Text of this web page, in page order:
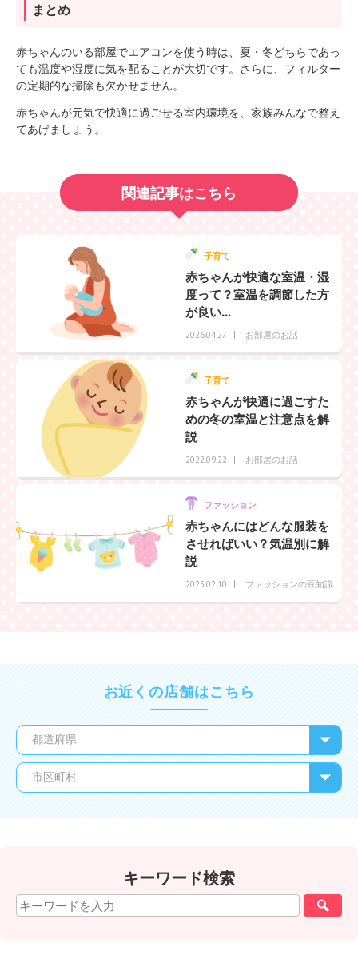
まとめ
赤ちゃんのいる部屋でエアコンを使う時は、夏・冬どちらであっ
ても温度や湿度に気を配ることが大切です。さらに、フィルター
の定期的な掃除も欠かせません。
赤ちゃんが元気で快適に過ごせる室内環境を、家族みんなで整え
てあげましょう。
関連記事はこちら
子育て
赤ちゃんが快適な室温・湿
度って？室温を調節した方
が良い...
2026.04.27 お部屋のお話
子育て
赤ちゃんが快適に過ごすた
めの冬の室温と注意点を解
説
2022.09.22 お部屋のお話
ファッション
赤ちゃんにはどんな服装を
させればいい？気温別に解
説
2025.02.10 ファッションの豆知識
お近くの店舗はこちら
キーワード検索